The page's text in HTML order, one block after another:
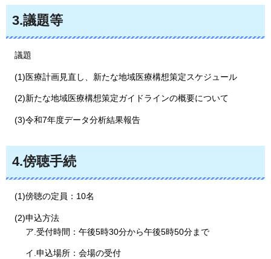
3.議題等
議題
(1)医療計画見直し、新たな地域医療構想策定スケジュール
(2)新たな地域医療構想策定ガイドラインの概要について
(3)令和7年度データ分析結果報告
4.傍聴手続
(1)傍聴の定員：10名
(2)申込方法
ア.受付時間：午後5時30分から午後5時50分まで
イ.申込場所：会場の受付